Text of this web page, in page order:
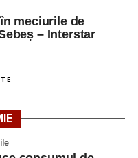
Sebeș”
copii, susținute de
Piper”
meciurile de
– Interstar